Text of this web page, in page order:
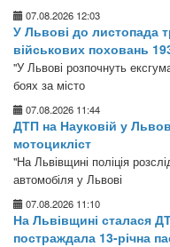
07.08.2026 12:03
У Львові до листопада
військових поховань
"У Львові розпочнуть
боях за місто
07.08.2026 11:44
ДТП на Науковій у
мотоцикліст
"На Львівщині поліція
автомобіля у Львові
07.08.2026 11:10
На Львівщині сталася
постраждала 13-річна